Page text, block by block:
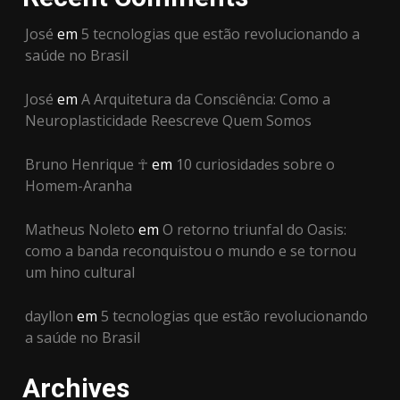
José em 5 tecnologias que estão revolucionando a
saúde no Brasil
José em A Arquitetura da Consciência: Como a
Neuroplasticidade Reescreve Quem Somos
Bruno Henrique ☥ em 10 curiosidades sobre o
Homem-Aranha
Matheus Noleto em O retorno triunfal do Oasis:
como a banda reconquistou o mundo e se tornou
um hino cultural
dayllon em 5 tecnologias que estão revolucionando
a saúde no Brasil
Archives